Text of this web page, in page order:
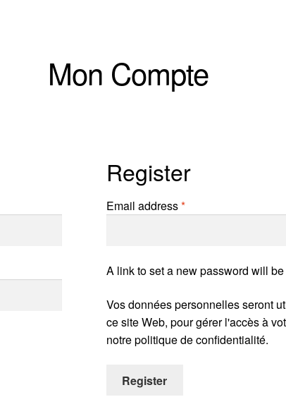
Mon Compte
Register
Email address*Required
A link to set a new password will
Vos données personnelles seront
ce site Web, pour gérer l'accès à
notre politique de confidentialité.
Register